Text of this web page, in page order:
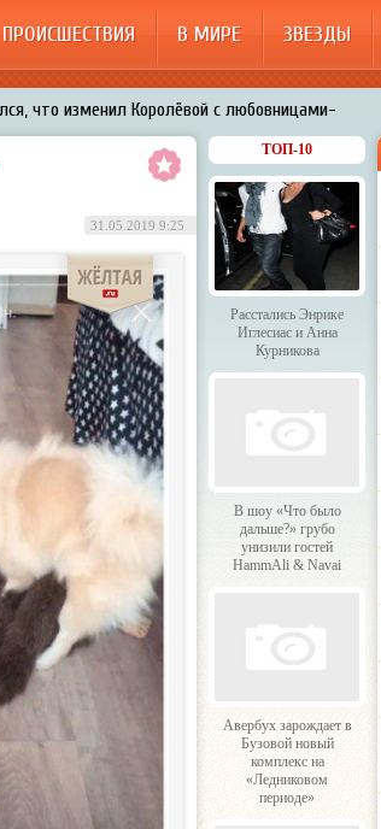
ПРОИСШЕСТВИЯ В МИРЕ ЗВЕЗДЫ
что изменил Королёвой с любовницами-
гостей HammAli & Navai
комплекс на «Ледниковом периоде»
31.05.2019 9:25
ТОП-10
Расстались Энрике
Иглесиас и Анна
Курникова
В шоу «Что было
дальше?» грубо
унизили гостей
HammAli & Navai
Авербух зарождает в
Бузовой новый
комплекс на
«Ледниковом
периоде»